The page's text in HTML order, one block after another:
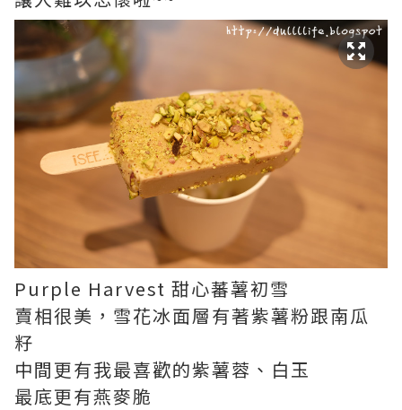
Purple Harvest 甜心蕃薯初雪
賣相很美，雪花冰面層有著紫薯粉跟南瓜
籽
中間更有我最喜歡的紫薯蓉、白玉
最底更有燕麥脆